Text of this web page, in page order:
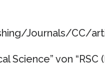
Journals/CC/
Science” von